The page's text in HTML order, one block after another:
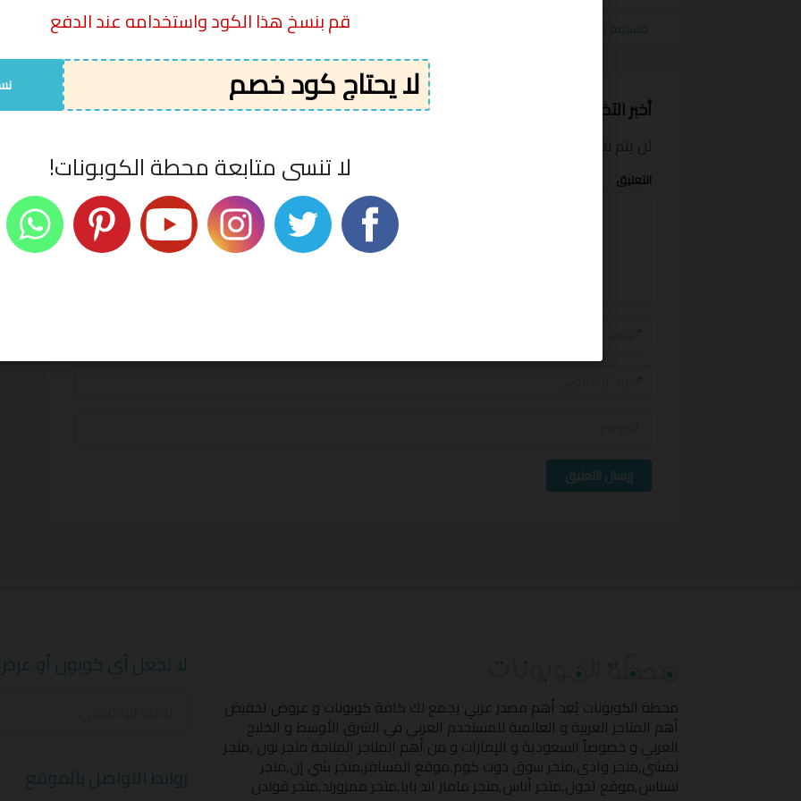
قسيمة شراء هوم وركس 15% على كافة المنتجات homeworks
06/08/2026 لا يحتاج كود خصم
أخبر الآخرين ما المبلغ الذي وفرته
التعليق
*
*
إرسال التعليق
محطة الكوبونات يُعد أهم مصدر عربي يجمع لك كافة كوبونات و عروض تخفيض
أهم المتاجر العربية و العالمية للمستخدم العربي في الشرق الأوسط و الخليج
العربي و خصوصاً السعودية و الإمارات و من أهم المتاجر المتاحة متجر نون ,متجر
نمشي,متجر وادي,متجر سوق دوت كوم,موقع المسافر,متجر شي إن,متجر
نسناس,موقع تجول,متجر أناس,متجر ماماز اند بابا,متجر ممزورلد,متجر قولدن
لا تجعل أي كوبون أو
روابط التواصل بالموقع
قم بنسخ هذا الكود واستخدامه عند الدفع
لا تنسى متابعة محطة الكوبونات!